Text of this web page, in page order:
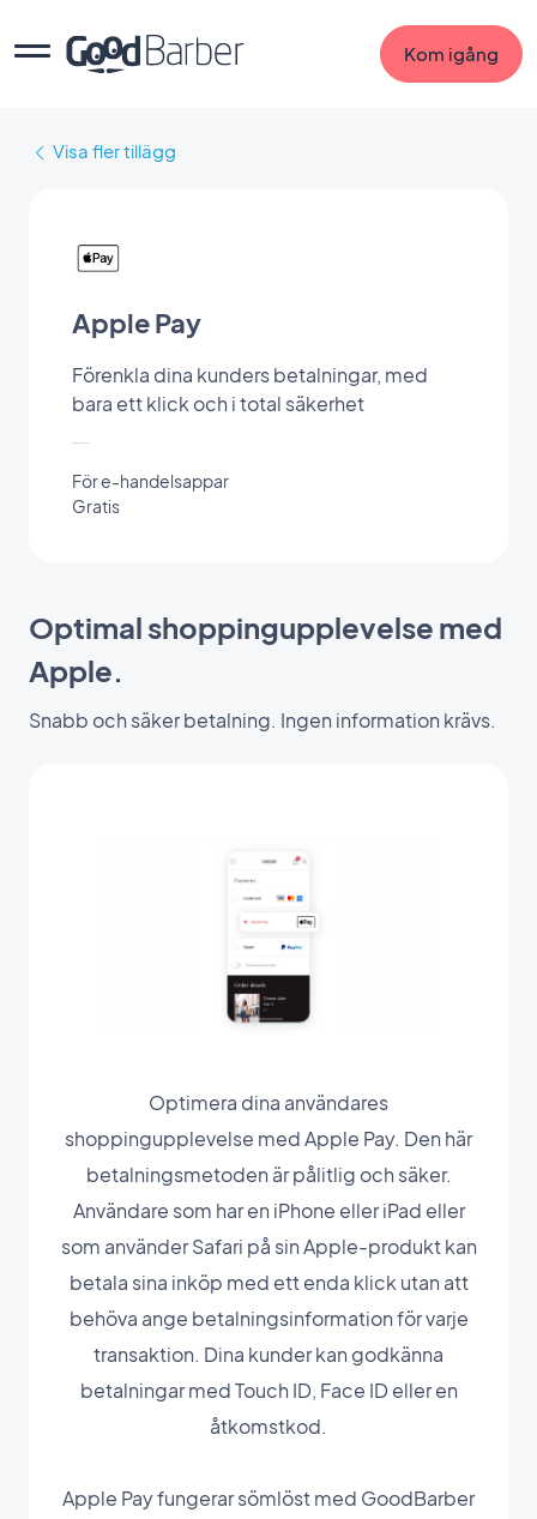
Kom igång
Visa fler tillägg
Apple Pay
Förenkla dina kunders betalningar, med
bara ett klick och i total säkerhet
För e-handelsappar
Gratis
Optimal shoppingupplevelse med
Apple.
Snabb och säker betalning. Ingen information krävs.
Optimera dina användares
shoppingupplevelse med Apple Pay. Den här
betalningsmetoden är pålitlig och säker.
Användare som har en iPhone eller iPad eller
som använder Safari på sin Apple-produkt kan
betala sina inköp med ett enda klick utan att
behöva ange betalningsinformation för varje
transaktion. Dina kunder kan godkänna
betalningar med Touch ID, Face ID eller en
åtkomstkod.
Apple Pay fungerar sömlöst med GoodBarber